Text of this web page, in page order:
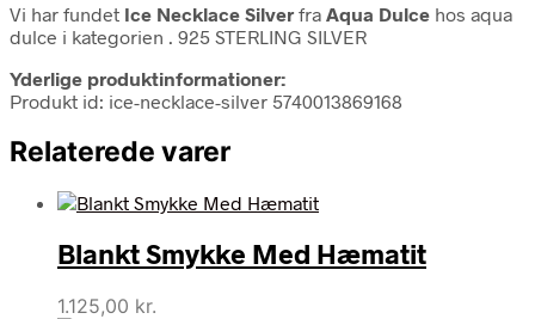
Vi har fundet Ice Necklace Silver fra Aqua Dulce hos aqua
dulce i kategorien . 925 STERLING SILVER
Yderlige produktinformationer:
Produkt id: ice-necklace-silver 5740013869168
Relaterede varer
Blankt Smykke Med Hæmatit
1.125,00 kr.